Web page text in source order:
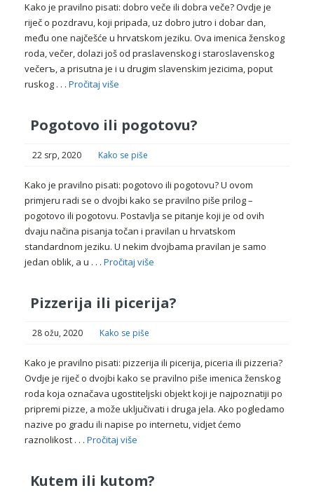
Kako je pravilno pisati: dobro veče ili dobra veče? Ovdje je
riječ o pozdravu, koji pripada, uz dobro jutro i dobar dan,
među one najčešće u hrvatskom jeziku. Ova imenica ženskog
roda, večer, dolazi još od praslavenskog i staroslavenskog
večerъ, a prisutna je i u drugim slavenskim jezicima, poput
ruskog . . . Pročitaj više
Pogotovo ili pogotovu?
22 srp, 2020 Kako se piše
Kako je pravilno pisati: pogotovo ili pogotovu? U ovom
primjeru radi se o dvojbi kako se pravilno piše prilog –
pogotovo ili pogotovu. Postavlja se pitanje koji je od ovih
dvaju načina pisanja točan i pravilan u hrvatskom
standardnom jeziku. U nekim dvojbama pravilan je samo
jedan oblik, a u . . . Pročitaj više
Pizzerija ili picerija?
28 ožu, 2020 Kako se piše
Kako je pravilno pisati: pizzerija ili picerija, piceria ili pizzeria?
Ovdje je riječ o dvojbi kako se pravilno piše imenica ženskog
roda koja označava ugostiteljski objekt koji je najpoznatiji po
pripremi pizze, a može uključivati i druga jela. Ako pogledamo
nazive po gradu ili napise po internetu, vidjet ćemo
raznolikost . . . Pročitaj više
Kutem ili kutom?